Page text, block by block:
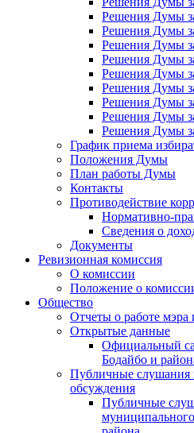
Решения Думы
Решения Думы
Решения Думы
Решения Думы
Решения Думы
Решения Думы
Решения Думы
Решения Думы
Решения Думы
График приема
Положения Думы
План работы Думы
Контакты
Противодействие
Нормативно-
Сведения о
Документы
Ревизионная комиссия
О комиссии
Положение о
Общество
Отчеты о работе
Открытые данные
Официальный
Бодайбо и
Публичные слушания
обсуждения
Публичные